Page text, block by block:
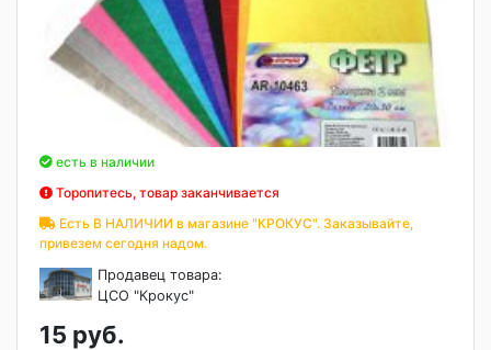
есть в наличии
Торопитесь, товар заканчивается
Есть В НАЛИЧИИ в магазине "КРОКУС". Заказывайте,
привезем сегодня надом.
Продавец товара:
ЦСО "Крокус"
15 руб.